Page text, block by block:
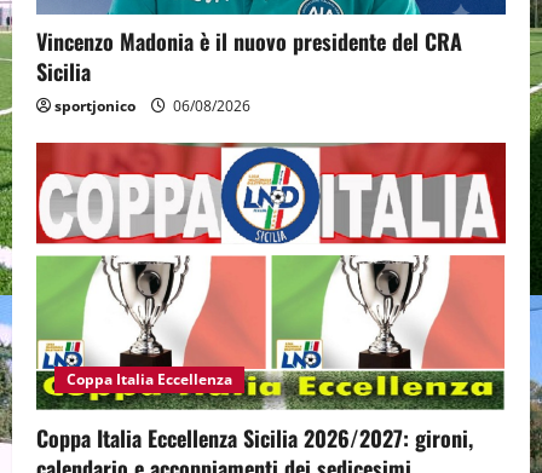
Vincenzo Madonia è il nuovo presidente del CRA
Sicilia
sportjonico 06/08/2026
Coppa Italia Eccellenza
Coppa Italia Eccellenza Sicilia 2026/2027: gironi,